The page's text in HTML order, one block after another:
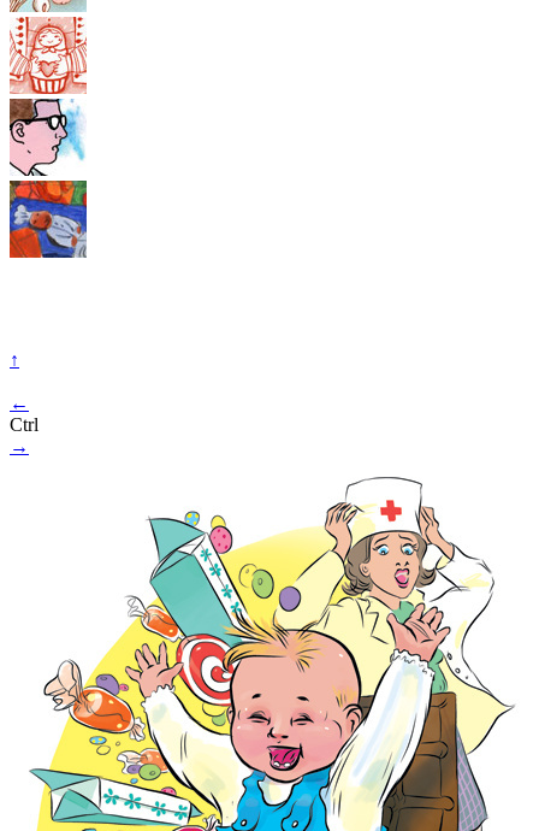
↑
←
Ctrl
→